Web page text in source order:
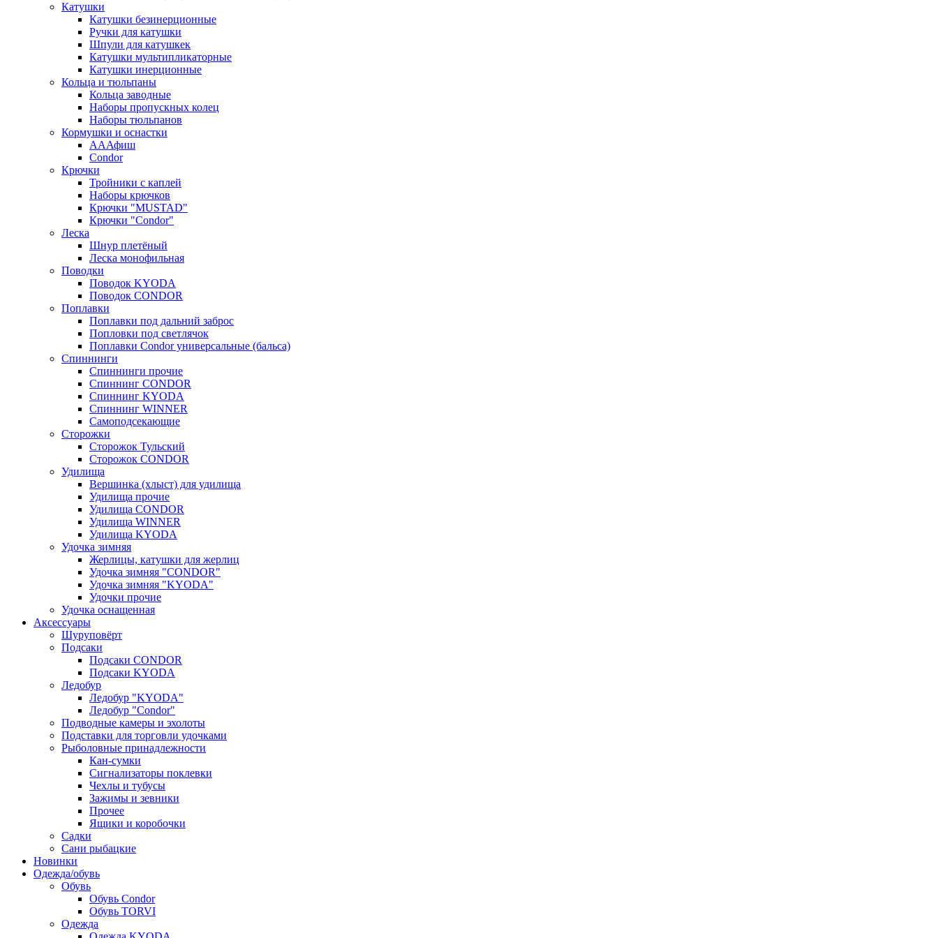
Катушки
Катушки безинерционные
Ручки для катушки
Шпули для катушкек
Катушки мультипликаторные
Катушки инерционные
Кольца и тюльпаны
Кольца заводные
Наборы пропускных колец
Наборы тюльпанов
Кормушки и оснастки
АААфиш
Condor
Крючки
Тройники с каплей
Наборы крючков
Крючки "MUSTAD"
Крючки "Condor"
Леска
Шнур плетёный
Леска монофильная
Поводки
Поводок KYODA
Поводок CONDOR
Поплавки
Поплавки под дальний заброс
Попловки под светлячок
Поплавки Condor универсальные (бальса)
Спиннинги
Спиннинги прочие
Спиннинг CONDOR
Спиннинг KYODA
Спиннинг WINNER
Самоподсекающие
Сторожки
Сторожок Тульский
Сторожок CONDOR
Удилища
Вершинка (хлыст) для удилища
Удилищa прочие
Удилища CONDOR
Удилища WINNER
Удилища KYODA
Удочка зимняя
Жерлицы, катушки для жерлиц
Удочка зимняя "CONDOR"
Удочка зимняя "KYODA"
Удочки прочие
Удочка оснащенная
Аксессуары
Шуруповёрт
Подсаки
Подсаки CONDOR
Подсаки KYODA
Ледобур
Ледобур "KYODA"
Ледобур "Condor"
Подводные камеры и эхолоты
Подставки для торговли удочками
Рыболовные принадлежности
Кан-сумки
Сигнализаторы поклевки
Чехлы и тубусы
Зажимы и зевники
Прочее
Ящики и коробочки
Садки
Сани рыбацкие
Новинки
Одежда/обувь
Обувь
Обувь Condor
Обувь TORVI
Одежда